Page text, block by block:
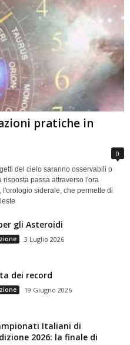
pratiche in
0
del cielo saranno osservabili o
passa attraverso l'ora
siderale, che permette di
gli Asteroidi
3 Luglio 2026
dei record
19 Giugno 2026
Italiani di
2026: la finale di